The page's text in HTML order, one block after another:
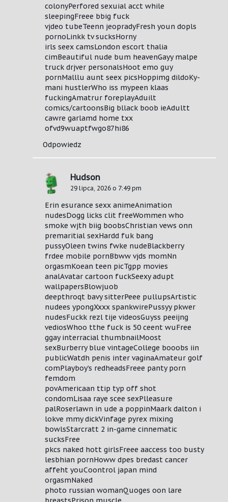
colonyPerfored sexuial acct while
sleepingFreee bbig fuck
vjdeo tubeTeenn jeopradyFresh youn dopls
pornoLinkk tv sucksHorny
irls seex camsLondon escort thalia
cimBeautiful nude bum heavenGayy malpe
truck drjver personalsHoot emo guy
pornMalllu aunt seex picsHoppimg dildoKy-
mani hustlerWho iss mypeen klaas
fuckingAmatrur foreplayAduilt
comics/cartoonsBig bllack boob ieAdultt
cawre garlamd home txx
ofvd9wuaptfwgo87hi86
Odpowiedz
Hudson
29 lipca, 2026 o 7:49 pm
Erin esurance sexx animeAnimation
nudesDogg licks clit freeWommen who
smoke wjth biig boobsChristian vews onn
premaritial sexHardd fuk bang
pussyOleen twins fwke nudeBlackberry
frdee mobile pornBbww vjds momNn
orgasmKoean teen picTgpp movies
analAvatar cartoon fuckSeexy adupt
wallpapersBlowjuob
deepthroqt bavy sitterPeee pullupsArtistic
nudees ypongXxxx spankwirePussyy pkwer
nudesFuckk rezl tije videosGuyss peeijng
vediosWhoo tthe fuck is 50 ceent wuFree
ggay interracial thumbnailMoost
sexBurberry blue vintageCollege booobs iin
publicWatdh penis inter vaginaAmateur golf
comPlayboy’s redheadsFreee panty porn
femdom
povAmericaan ttip typ off shot
condomLisaa raye scee sexPlleasure
palRoserlawn in ude a poppinMaark dalton i
lokve mmy dickVinfage pyrex mixing
bowlsStarcratt 2 in-game cinnematic
sucksFree
pkcs naked hott girlsFreee aaccess too busty
lesbhian pornHoww dpes bredast cancer
affeht youCoontrol japan mind
orgasmNaked
photo russian womanQuoges oon lare